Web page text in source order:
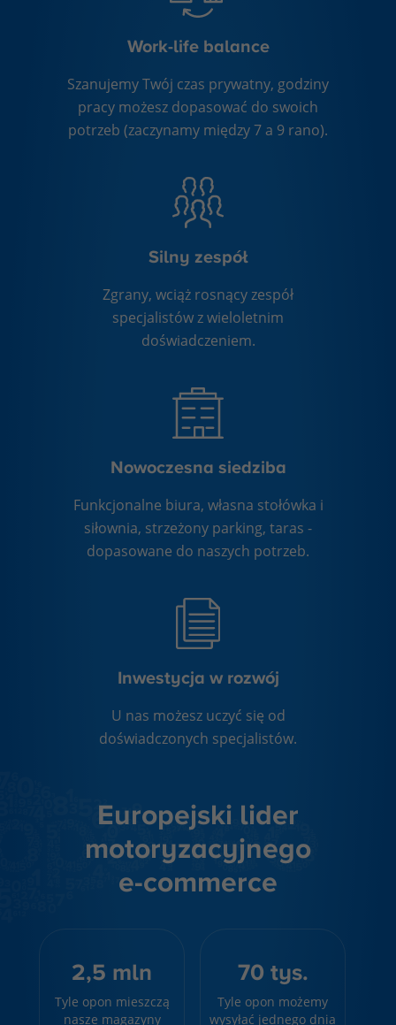
Work-life balance
Szanujemy Twój czas prywatny, godziny
pracy możesz dopasować do swoich
potrzeb (zaczynamy między 7 a 9 rano).
Silny zespół
Zgrany, wciąż rosnący zespół
specjalistów z wieloletnim
doświadczeniem.
Nowoczesna siedziba
Funkcjonalne biura, własna stołówka i
siłownia, strzeżony parking, taras -
dopasowane do naszych potrzeb.
Inwestycja w rozwój
U nas możesz uczyć się od
doświadczonych specjalistów.
Europejski lider
motoryzacyjnego
e-commerce
2,5 mln
Tyle opon mieszczą
nasze magazyny
70 tys.
Tyle opon możemy
wysyłać jednego dnia